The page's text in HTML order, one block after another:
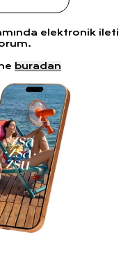
elektronik ileti
buradan